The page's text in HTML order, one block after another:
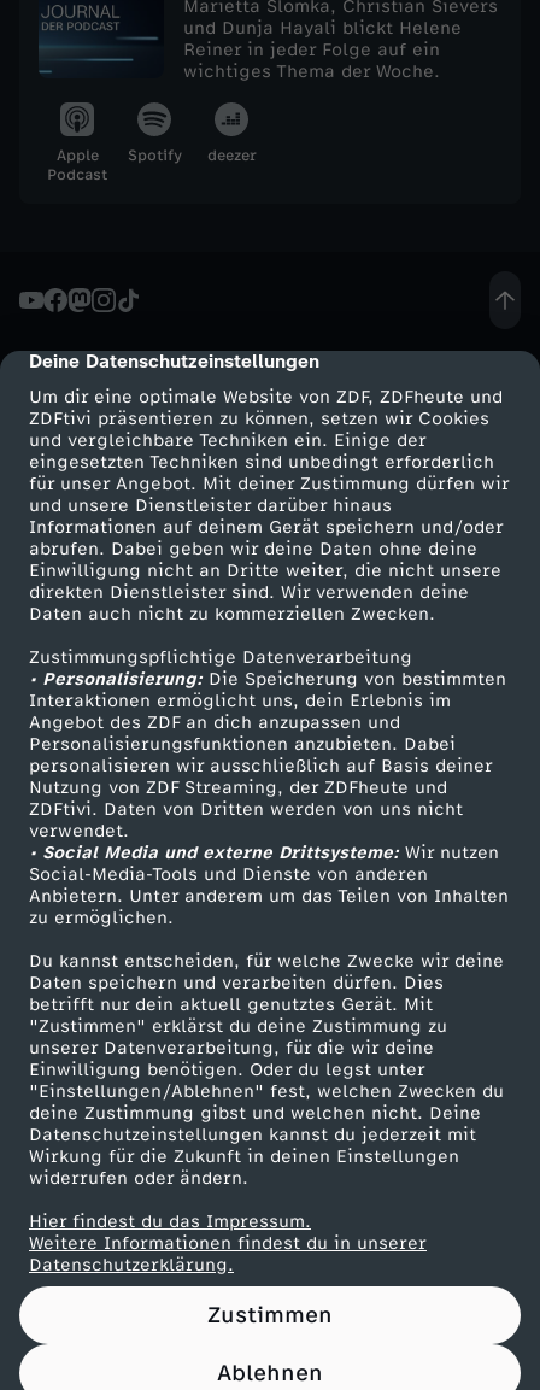
cmp-dialog-description
Deine Datenschutzeinstellungen
Um dir eine optimale Website von ZDF, ZDFheute und
ZDFtivi präsentieren zu können, setzen wir Cookies
und vergleichbare Techniken ein. Einige der
eingesetzten Techniken sind unbedingt erforderlich
für unser Angebot. Mit deiner Zustimmung dürfen wir
und unsere Dienstleister darüber hinaus
Informationen auf deinem Gerät speichern und/oder
abrufen. Dabei geben wir deine Daten ohne deine
Einwilligung nicht an Dritte weiter, die nicht unsere
direkten Dienstleister sind. Wir verwenden deine
Daten auch nicht zu kommerziellen Zwecken.
Zustimmungspflichtige Datenverarbeitung
• Personalisierung:Die Speicherung von bestimmten
Interaktionen ermöglicht uns, dein Erlebnis im
Angebot des ZDF an dich anzupassen und
Personalisierungsfunktionen anzubieten. Dabei
personalisieren wir ausschließlich auf Basis deiner
Nutzung von ZDF Streaming, der ZDFheute und
ZDFtivi. Daten von Dritten werden von uns nicht
verwendet.
• Social Media und externe Drittsysteme:Wir nutzen
Social-Media-Tools und Dienste von anderen
Anbietern. Unter anderem um das Teilen von Inhalten
zu ermöglichen.
Du kannst entscheiden, für welche Zwecke wir deine
Daten speichern und verarbeiten dürfen. Dies
betrifft nur dein aktuell genutztes Gerät. Mit
"Zustimmen" erklärst du deine Zustimmung zu
unserer Datenverarbeitung, für die wir deine
Einwilligung benötigen. Oder du legst unter
"Einstellungen/Ablehnen" fest, welchen Zwecken du
deine Zustimmung gibst und welchen nicht. Deine
Datenschutzeinstellungen kannst du jederzeit mit
Wirkung für die Zukunft in deinen Einstellungen
widerrufen oder ändern.
Hier findest du das Impressum.
Weitere Informationen findest du in unserer
Datenschutzerklärung.
Zustimmen
Ablehnen
r
n
a
v
o
m
2
4
.
F
e
b
r
u
a
r
2
0
2
6
Marietta Slomka, Christian Sievers
und Dunja Hayali blickt Helene
Reiner in jeder Folge auf ein
wichtiges Thema der Woche.
Apple
Podcast
Spotify deezer
Mehr ZDF
ZDF-Apps
Smart TV
ZDFtext
Livestreams
Sendungen A-Z
TV-Programm
Service
ZDFmitreden
Kontakt zum ZDF
Tickets
Zuschauerservice
Hilfe
ZDF Unternehmen
Karriere
ZDF goes Schule
Werbefernsehen
Mainzelmännchen
Partner